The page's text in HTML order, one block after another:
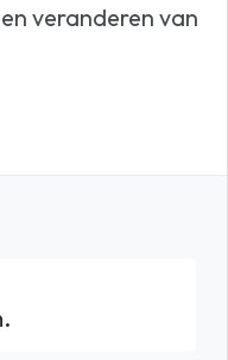
veranderen van